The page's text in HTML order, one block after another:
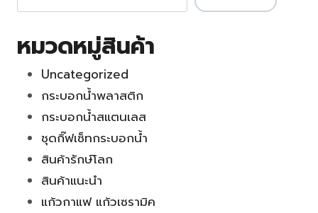
หมวดหมู่สินค้า
Uncategorized
กระบอกน้ำพลาสติก
กระบอกน้ำสแตนเลส
ชุดกิ๊ฟเซ็ทกระบอกน้ำ
สินค้ารักษ์โลก
สินค้าแนะนำ
แก้วกาแฟ แก้วเซรามิค